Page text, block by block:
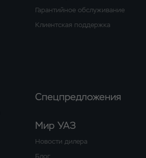
Гарантийное обслуживание
Клиентская поддержка
Спецпредложения
Мир УАЗ
Новости дилера